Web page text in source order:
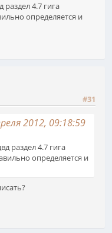
раздел 4.7 гига
определяется и
#31
2012, 09:18:59
раздел 4.7 гига
определяется и